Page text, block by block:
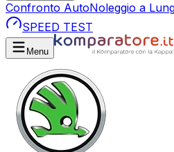
Confronto AutoNoleggio a
SPEED TEST
Menu